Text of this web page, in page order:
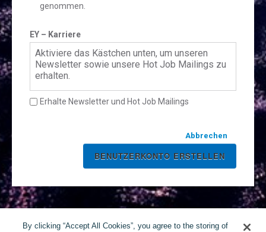
genommen.
EY – Karriere
Aktiviere das Kästchen unten, um unseren
Newsletter sowie unsere Hot Job Mailings zu
erhalten.
Erhalte Newsletter und Hot Job Mailings
Abbrechen
By clicking “Accept All Cookies”, you agree to the storing of